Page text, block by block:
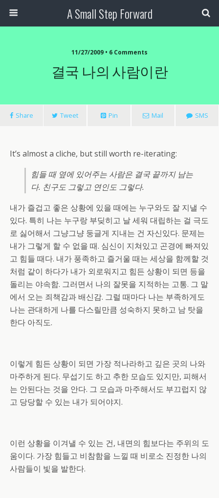
A Small Step Forward
11/27/2009 • 6 Comments
결국 나의 사람이란
Share Tweet Pin Mail SMS
It’s almost a cliche, but still worth re-iterating:
힘들 때 옆에 있어주는 사람은 결국 끝까지 남는
다. 친구도 그렇고 연인도 그렇다.
내가 즐겁고 좋은 상황에 있을 때에는 누구와도 잘 지낼 수
있다. 특히 나는 누구랑 부딪히고 날 세워 대립하는 걸 극도
로 싫어해서 그냥그냥 둥글게 지내는 건 자신있다. 문제는
내가 그렇게 할 수 없을 때. 심신이 지쳐있고 곤경에 빠져있
고 힘들 때다. 내가 풍족하고 즐거울 때는 세상을 함께할 것
처럼 같이 하다가 내가 외로워지고 힘든 상황이 되면 등을
돌리는 야속함. 그러면서 나의 잘못을 지적하는 고통. 그 말
에서 오는 죄책감과 배신감. 그럴 때마다 나는 부족하게도
나는 관대하게 나를 다스릴만큼 성숙하지 못하고 남 탓을
한다 아직도.
이렇게 힘든 상황이 되면 가장 적나라하고 깊은 곳의 나와
마주하게 된다. 무섭기도 하고 추한 모습도 있지만, 피해서
는 안된다는 것을 안다. 그 모습과 마주해서도 부끄럽지 않
고 당당할 수 있는 내가 되어야지.
이런 상황을 이겨낼 수 있는 건, 내면의 힘보다는 주위의 도
움이다. 가장 힘들고 비참함을 느낄 때 비로소 진정한 나의
사람들이 빛을 발한다.